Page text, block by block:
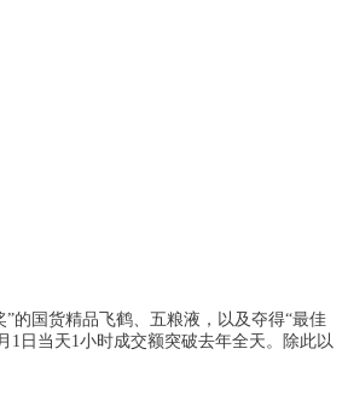
”的国货精品飞鹤、五粮液 ，以及夺得“最佳
1日当天1小时成交额突破去年全天。除此以